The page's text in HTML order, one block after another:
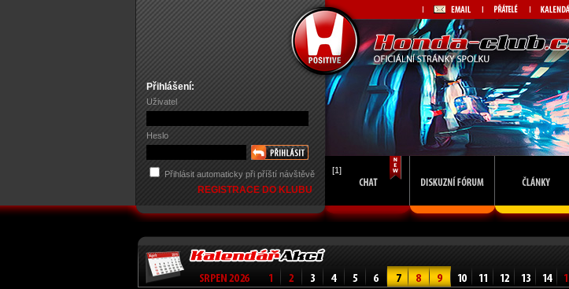
Přihlášení:
Uživatel
Heslo
Přihlásit automaticky při příští návštěvě
REGISTRACE DO KLUBU
[1]